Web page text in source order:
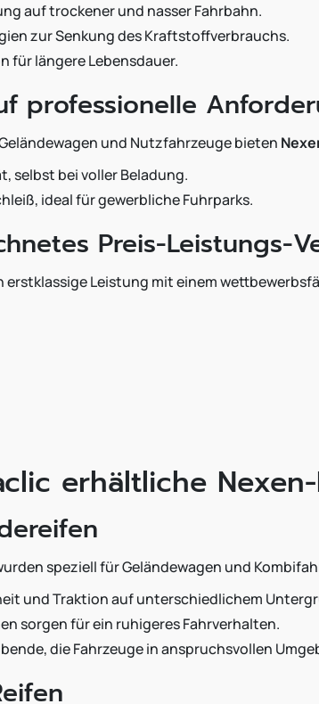
auf trockener und nasser Fahrbahn.
zur Senkung des Kraftstoffverbrauchs.
für längere Lebensdauer.
professionelle
und Nutzfahrzeuge bieten
selbst bei voller Beladung.
ideal für gewerbliche Fuhrparks.
Preis-Leistungs-
erstklassige Leistung mit einem
erhältliche
speziell für Geländewagen und
und Traktion auf unterschiedlichem
sorgen für ein ruhigeres Fahrverhalten.
die Fahrzeuge in anspruchsvollen